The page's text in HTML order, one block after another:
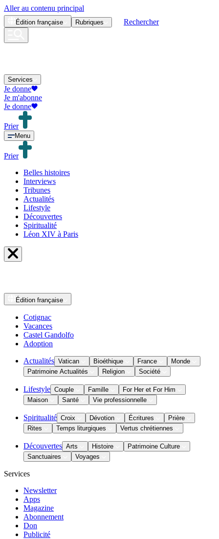
Aller au contenu principal
Édition française Rubriques Rechercher
Services
Je donne
Je m'abonne
Je donne
Prier
Menu
Prier
Belles histoires
Interviews
Tribunes
Actualités
Lifestyle
Découvertes
Spiritualité
Léon XIV à Paris
Édition française
Cotignac
Vacances
Castel Gandolfo
Adoption
Actualités Vatican Bioéthique France
Monde
Patrimoine Actualités
Religion Société
Lifestyle Couple Famille
For Her et For Him
Maison
Santé Vie professionnelle
Spiritualité Croix Dévotion Écritures
Prière
Rites
Temps liturgiques Vertus chrétiennes
Découvertes Arts Histoire
Patrimoine Culture
Sanctuaires
Voyages
Services
Newsletter
Apps
Magazine
Abonnement
Don
Publicité